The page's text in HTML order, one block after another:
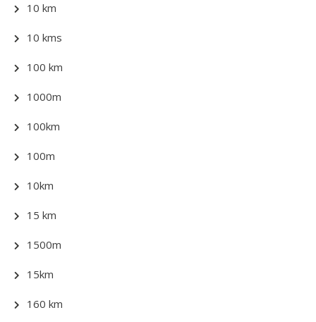
10 km
10 kms
100 km
1000m
100km
100m
10km
15 km
1500m
15km
160 km